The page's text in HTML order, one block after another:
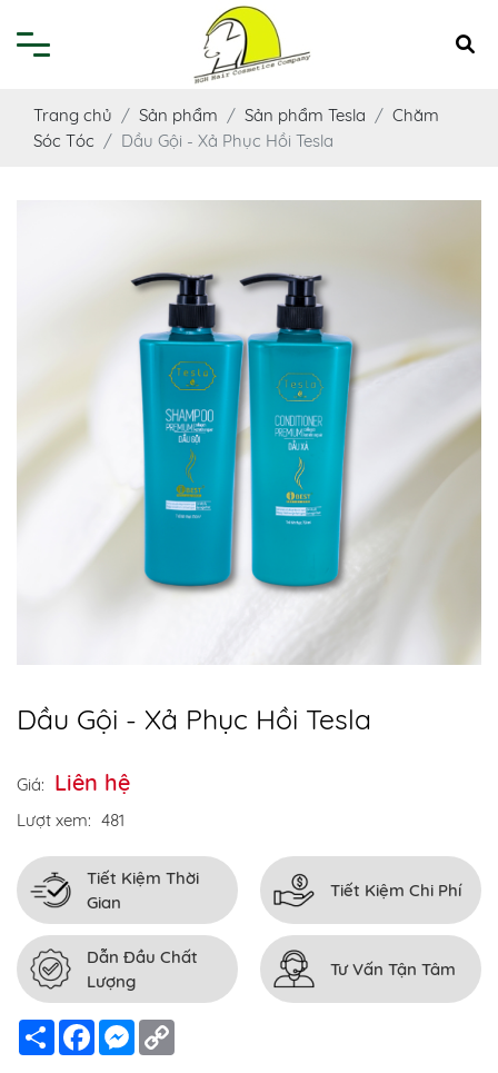
Trang chủ Sản phẩm Sản phẩm Tesla
Chăm
Sóc Tóc
Dầu Gội - Xả Phục Hồi Tesla
Dầu Gội - Xả Phục Hồi Tesla
Giá: Liên hệ
Lượt xem: 481
Tiết Kiệm Thời
Gian
Tiết Kiệm Chi Phí
Dẫn Đầu Chất
Lượng
Tư Vấn Tận Tâm
Chia
sẻ
FacebookMessenger